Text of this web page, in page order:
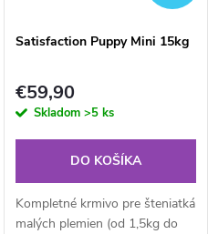
Satisfaction Puppy Mini 15kg
€59,90
Skladom >5 ks
DO KOŠÍKA
Kompletné krmivo pre šteniatká
malých plemien (od 1,5kg do